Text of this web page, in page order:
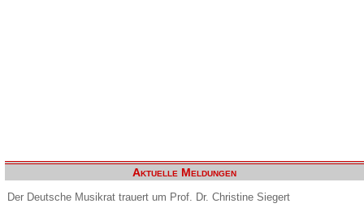
Aktuelle Meldungen
Der Deutsche Musikrat trauert um Prof. Dr. Christine Siegert